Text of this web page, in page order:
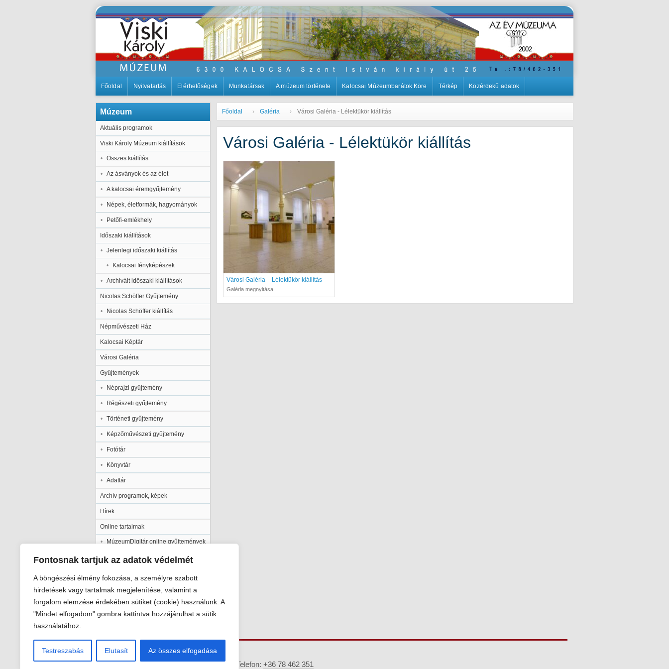
Fontosnak tartjuk az adatok védelmét
A böngészési élmény fokozása, a személyre szabott
hirdetések vagy tartalmak megjelenítése, valamint a
forgalom elemzése érdekében sütiket (cookie) használunk. A
"Mindet elfogadom" gombra kattintva hozzájárulhat a sütik
használatához.
Testreszabás Elutasít Az összes elfogadása
Főoldal Nyitvatartás Elérhetőségek Munkatársak A múzeum története Kalocsai Múzeumbarátok Köre Térkép Közérdekű adatok
Múzeum
Aktuális programok
Viski Károly Múzeum kiállítások
Összes kiállítás
Az ásványok és az élet
A kalocsai éremgyűjtemény
Népek, életformák, hagyományok
Petőfi-emlékhely
Időszaki kiállítások
Jelenlegi időszaki kiállítás
Kalocsai fényképészek
Archivált időszaki kiállítások
Nicolas Schöffer Gyűjtemény
Nicolas Schöffer kiállítás
Népművészeti Ház
Kalocsai Képtár
Városi Galéria
Gyűjtemények
Néprajzi gyűjtemény
Régészeti gyűjtemény
Történeti gyűjtemény
Képzőművészeti gyűjtemény
Fotótár
Könyvtár
Adattár
Archív programok, képek
Hírek
Online tartalmak
MúzeumDigitár online gyűjtemények
Kalocsai Települési Értéktár
Múzeumpedagógia
Pályázatok
Galéria
Főoldal Galéria Városi Galéria - Lélektükör kiállítás
Városi Galéria - Lélektükör kiállítás
Városi Galéria – Lélektükör kiállítás
Galéria megnyitása
Viski Károly Múzeum Kalocsa
6300 Kalocsa, Szent István király út 25. · Telefon: +36 78 462 351